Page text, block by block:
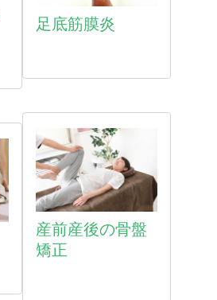
足底筋膜炎
産前産後の骨盤
矯正